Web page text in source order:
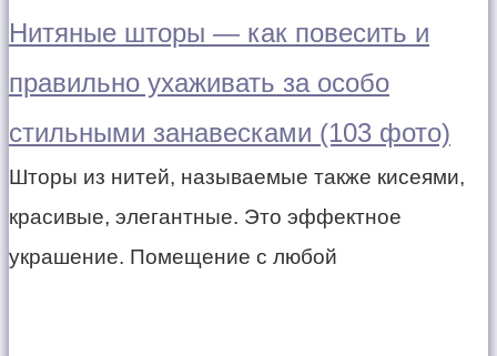
Нитяные шторы — как повесить и
правильно ухаживать за особо
стильными занавесками (103 фото)
Шторы из нитей, называемые также кисеями,
красивые, элегантные. Это эффектное
украшение. Помещение с любой